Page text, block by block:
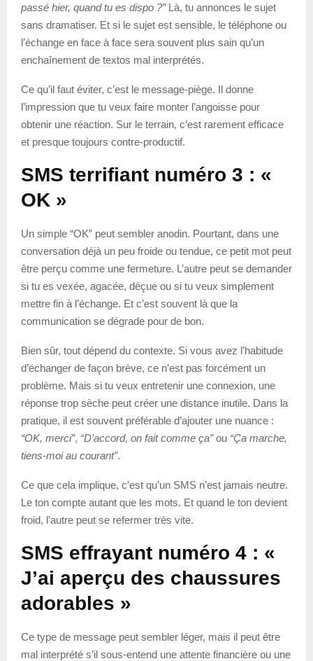
passé hier, quand tu es dispo ?”Là, tu annonces le sujet
sans dramatiser. Et si le sujet est sensible, le téléphone ou
l’échange en face à face sera souvent plus sain qu’un
enchaînement de textos mal interprétés.
Ce qu’il faut éviter, c’est le message-piège. Il donne
l’impression que tu veux faire monter l’angoisse pour
obtenir une réaction. Sur le terrain, c’est rarement efficace
et presque toujours contre-productif.
SMS terrifiant numéro 3 : «
OK »
Un simple “OK” peut sembler anodin. Pourtant, dans une
conversation déjà un peu froide ou tendue, ce petit mot peut
être perçu comme une fermeture. L’autre peut se demander
si tu es vexée, agacée, déçue ou si tu veux simplement
mettre fin à l’échange. Et c’est souvent là que la
communication se dégrade pour de bon.
Bien sûr, tout dépend du contexte. Si vous avez l’habitude
d’échanger de façon brève, ce n’est pas forcément un
problème. Mais si tu veux entretenir une connexion, une
réponse trop sèche peut créer une distance inutile. Dans la
pratique, il est souvent préférable d’ajouter une nuance :
“OK, merci”, “D’accord, on fait comme ça”ou “Ça marche,
tiens-moi au courant”.
Ce que cela implique, c’est qu’un SMS n’est jamais neutre.
Le ton compte autant que les mots. Et quand le ton devient
froid, l’autre peut se refermer très vite.
SMS effrayant numéro 4 : «
J’ai aperçu des chaussures
adorables »
Ce type de message peut sembler léger, mais il peut être
mal interprété s’il sous-entend une attente financière ou une